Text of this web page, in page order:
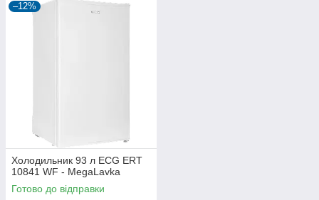
–12%
Холодильник 93 л ECG ERT
10841 WF - MegaLavka
Готово до відправки